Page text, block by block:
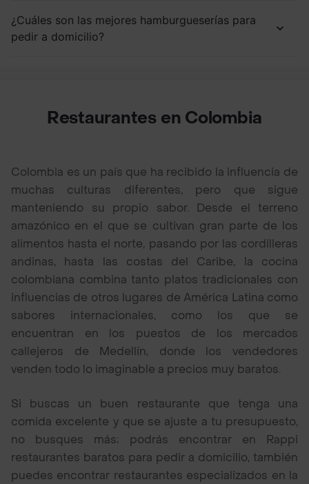
¿Cuáles son las mejores hamburgueserías para
pedir a domicilio?
Restaurantes en Colombia
Colombia es un país que ha recibido la influencia de
muchas culturas diferentes, pero que sigue
manteniendo su propio sabor. Desde el terreno
amazónico en el que se cultivan gran parte de los
alimentos hasta el norte, pasando por las cordilleras
andinas, hasta las costas del Caribe, la cocina
colombiana combina tanto platos tradicionales con
influencias de otros lugares de América Latina como
sabores internacionales, como los que se
encuentran en los puestos de los mercados
callejeros de Medellín, donde los vendedores
venden todo lo imaginable a precios muy baratos.
Si buscas un buen restaurante que tenga una
comida excelente y que se ajuste a tu presupuesto,
no busques más; podrás encontrar en Rappi
restaurantes baratos para pedir a domicilio, también
puedes encontrar restaurantes especializados en la